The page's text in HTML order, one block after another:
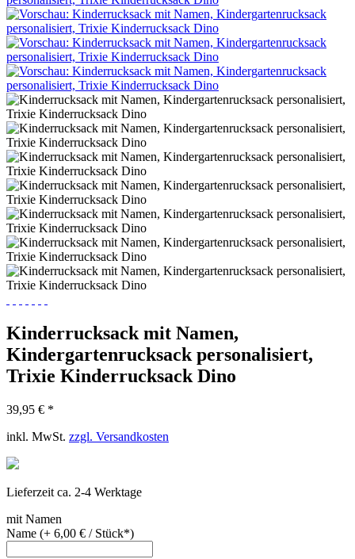
Kinderrucksack mit Namen,
Kindergartenrucksack personalisiert,
Trixie Kinderrucksack Dino
39,95 € *
inkl. MwSt. zzgl. Versandkosten
Lieferzeit ca. 2-4 Werktage
mit Namen
Name (+ 6,00 € / Stück*)